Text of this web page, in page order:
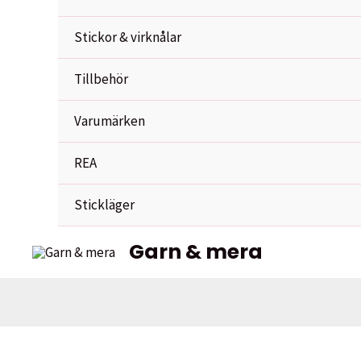
Stickor & virknålar
Tillbehör
Varumärken
REA
Stickläger
Garn & mera